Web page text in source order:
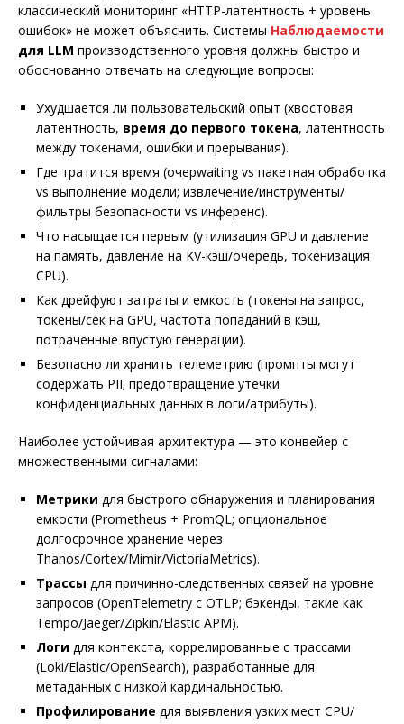
классический мониторинг «HTTP-латентность + уровень
ошибок» не может объяснить. Системы Наблюдаемости
для LLM производственного уровня должны быстро и
обоснованно отвечать на следующие вопросы:
Ухудшается ли пользовательский опыт (хвостовая
латентность, время до первого токена, латентность
между токенами, ошибки и прерывания).
Где тратится время (очерwaiting vs пакетная обработка
vs выполнение модели; извлечение/инструменты/
фильтры безопасности vs инференс).
Что насыщается первым (утилизация GPU и давление
на память, давление на KV-кэш/очередь, токенизация
CPU).
Как дрейфуют затраты и емкость (токены на запрос,
токены/сек на GPU, частота попаданий в кэш,
потраченные впустую генерации).
Безопасно ли хранить телеметрию (промпты могут
содержать PII; предотвращение утечки
конфиденциальных данных в логи/атрибуты).
Наиболее устойчивая архитектура — это конвейер с
множественными сигналами:
Метрики для быстрого обнаружения и планирования
емкости (Prometheus + PromQL; опциональное
долгосрочное хранение через
Thanos/Cortex/Mimir/VictoriaMetrics).
Трассы для причинно-следственных связей на уровне
запросов (OpenTelemetry с OTLP; бэкенды, такие как
Tempo/Jaeger/Zipkin/Elastic APM).
Логи для контекста, коррелированные с трассами
(Loki/Elastic/OpenSearch), разработанные для
метаданных с низкой кардинальностью.
Профилирование для выявления узких мест CPU/